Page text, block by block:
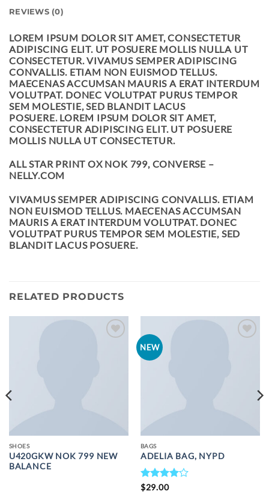
REVIEWS (0)
LOREM IPSUM DOLOR SIT AMET, CONSECTETUR
ADIPISCING ELIT. UT POSUERE MOLLIS NULLA UT
CONSECTETUR. VIVAMUS SEMPER ADIPISCING
CONVALLIS. ETIAM NON EUISMOD TELLUS.
MAECENAS ACCUMSAN MAURIS A ERAT INTERDUM
VOLUTPAT. DONEC VOLUTPAT PURUS TEMPOR
SEM MOLESTIE, SED BLANDIT LACUS
POSUERE. LOREM IPSUM DOLOR SIT AMET,
CONSECTETUR ADIPISCING ELIT. UT POSUERE
MOLLIS NULLA UT CONSECTETUR.
ALL STAR PRINT OX NOK 799, CONVERSE –
NELLY.COM
VIVAMUS SEMPER ADIPISCING CONVALLIS. ETIAM
NON EUISMOD TELLUS. MAECENAS ACCUMSAN
MAURIS A ERAT INTERDUM VOLUTPAT. DONEC
VOLUTPAT PURUS TEMPOR SEM MOLESTIE, SED
BLANDIT LACUS POSUERE.
RELATED PRODUCTS
SHOES
U420GKW NOK 799 NEW
BALANCE
NEW
BAGS
ADELIA BAG, NYPD
RATED
$29.00